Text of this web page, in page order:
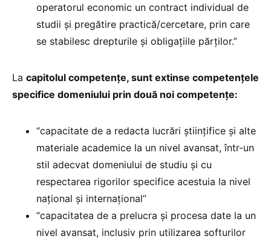
operatorul economic un contract individual de
studii și pregătire practică/cercetare, prin care
se stabilesc drepturile și obligațiile părților.”
La capitolul competențe, sunt extinse competențele
specifice domeniului prin două noi competențe:
“capacitate de a redacta lucrări științifice și alte
materiale academice la un nivel avansat, într-un
stil adecvat domeniului de studiu și cu
respectarea rigorilor specifice acestuia la nivel
național și internațional”
“capacitatea de a prelucra și procesa date la un
nivel avansat, inclusiv prin utilizarea softurilor